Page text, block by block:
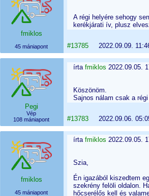
fmiklos
45 mániapont
A régi helyére sehogy
kerékjárati ív, plusz
#137852022.09.09.
Pegi
Vép
108 mániapont
írta fmiklos 2022.09.05.
Köszönöm.
Sajnos nálam csak a
#137832022.09.06.
fmiklos
45 mániapont
írta fmiklos 2022.09.05.
Szia,
Én igazából kiszedtem
szekrény felöli oldalon.
hőcserélős kell és